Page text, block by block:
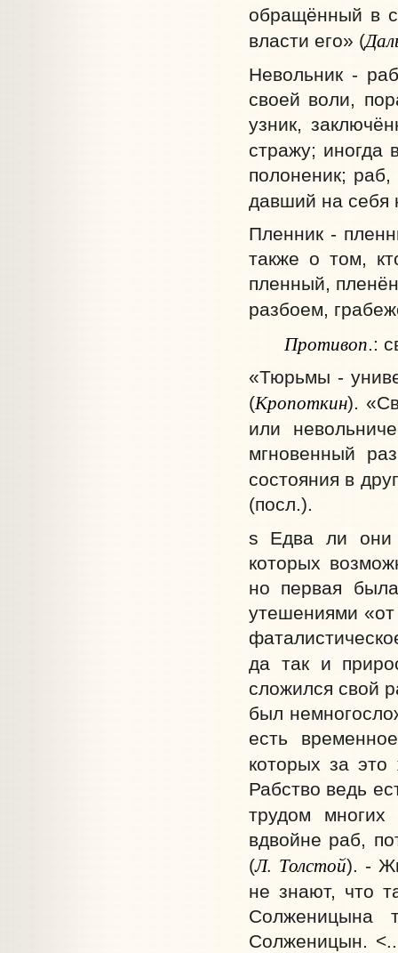
обращённый в
власти его» (
Невольник -
своей воли,
узник,
стражу; иногда
полоненик;
давший на себя
Пленник -
также о том,
пленный,
разбоем,
Противоп.:
«Тюрьмы -
(Кропоткин).
или
мгновенный
состояния в
(посл.).
s Едва ли они
которых
но первая
утешениями
да так и
сложился свой
был
есть
которых за
Рабство ведь
трудом многих
вдвойне раб,
(Л. Толстой). -
не знают, что
Солженицына
Солженицын.